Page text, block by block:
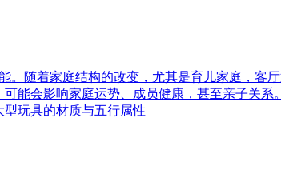
随着家庭结构的改变，尤其是育儿家庭，客
能会影响家庭运势、成员健康，甚至亲子关系
玩具的材质与五行属性